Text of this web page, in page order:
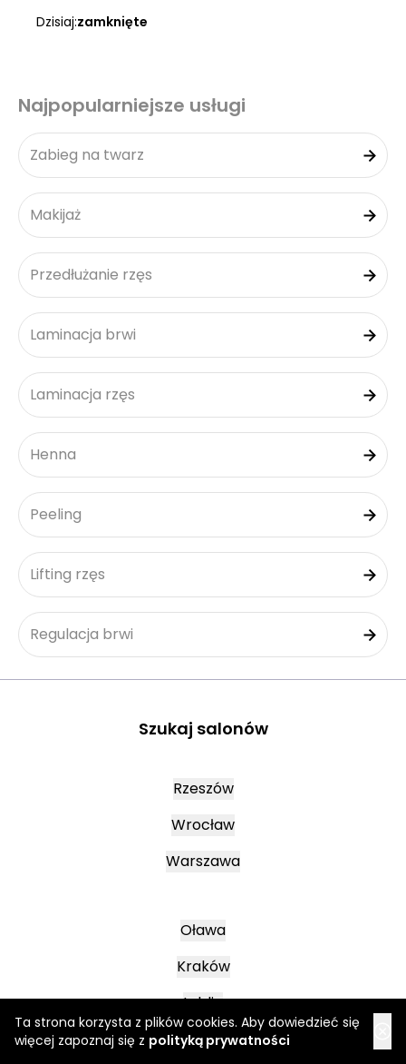
Ta strona korzysta z plików cookies. Aby dowiedzieć się
więcej zapoznaj się z polityką prywatności
Dzisiaj:zamknięte
Najpopularniejsze usługi
Zabieg na twarz
Makijaż
Przedłużanie rzęs
Laminacja brwi
Laminacja rzęs
Henna
Peeling
Lifting rzęs
Regulacja brwi
Szukaj salonów
Rzeszów
Wrocław
Warszawa
Oława
Kraków
Lublin